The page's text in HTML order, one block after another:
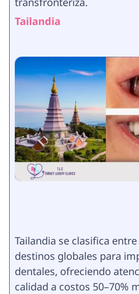
Tailandia
Tailandia se clasifica
destinos globales para
dentales, ofreciendo
calidad a costos 50–70%